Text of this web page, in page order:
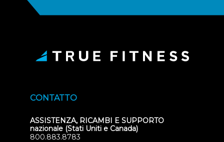
CONTATTO
ASSISTENZA, RICAMBI E SUPPORTO
nazionale (Stati Uniti e Canada)
800.883.8783